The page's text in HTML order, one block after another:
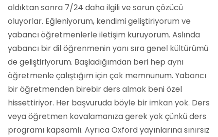
aldıktan sonra 7/24 daha ilgili ve sorun çözücü
oluyorlar. Eğleniyorum, kendimi geliştiriyorum ve
yabancı öğretmenlerle iletişim kuruyorum. Aslında
yabancı bir dil öğrenmenin yanı sıra genel kültürümü
de geliştiriyorum. Başladığımdan beri hep aynı
öğretmenle çalıştığım için çok memnunum. Yabancı
bir öğretmenden birebir ders almak beni özel
hissettiriyor. Her başvuruda böyle bir imkan yok. Ders
veya öğretmen kovalamanıza gerek yok çünkü ders
programı kapsamlı. Ayrıca Oxford yayınlarına sınırsız